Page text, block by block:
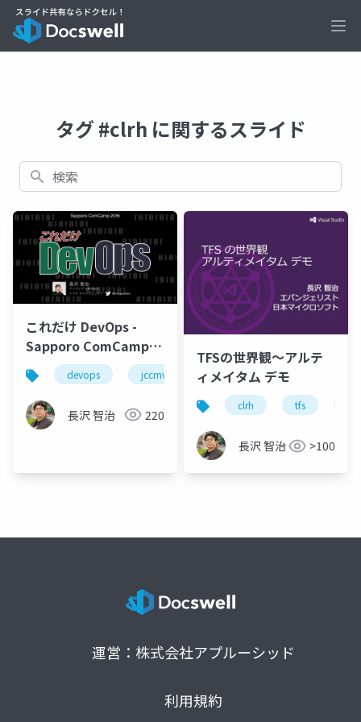
タグ #clrh に関するスライド
検索
これだけ DevOps -
Sapporo ComCamp
2016 #JCCMVP
#clrh98
devops jccmvp clrh clrh98
長沢 智治 220
TFSの世界観～アルテ
ィメイタム デモ
clrh tfs
長沢 智治 >100
運営：株式会社アプルーシッド
利用規約